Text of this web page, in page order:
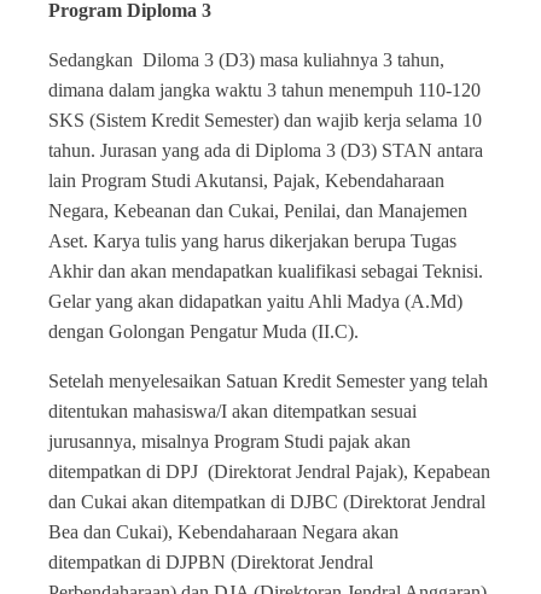
Program Diploma 3
Sedangkan Diloma 3 (D3) masa kuliahnya 3 tahun,
dimana dalam jangka waktu 3 tahun menempuh 110-120
SKS (Sistem Kredit Semester) dan wajib kerja selama 10
tahun. Jurasan yang ada di Diploma 3 (D3) STAN antara
lain Program Studi Akutansi, Pajak, Kebendaharaan
Negara, Kebeanan dan Cukai, Penilai, dan Manajemen
Aset. Karya tulis yang harus dikerjakan berupa Tugas
Akhir dan akan mendapatkan kualifikasi sebagai Teknisi.
Gelar yang akan didapatkan yaitu Ahli Madya (A.Md)
dengan Golongan Pengatur Muda (II.C).
Setelah menyelesaikan Satuan Kredit Semester yang telah
ditentukan mahasiswa/I akan ditempatkan sesuai
jurusannya, misalnya Program Studi pajak akan
ditempatkan di DPJ (Direktorat Jendral Pajak), Kepabean
dan Cukai akan ditempatkan di DJBC (Direktorat Jendral
Bea dan Cukai), Kebendaharaan Negara akan
ditempatkan di DJPBN (Direktorat Jendral